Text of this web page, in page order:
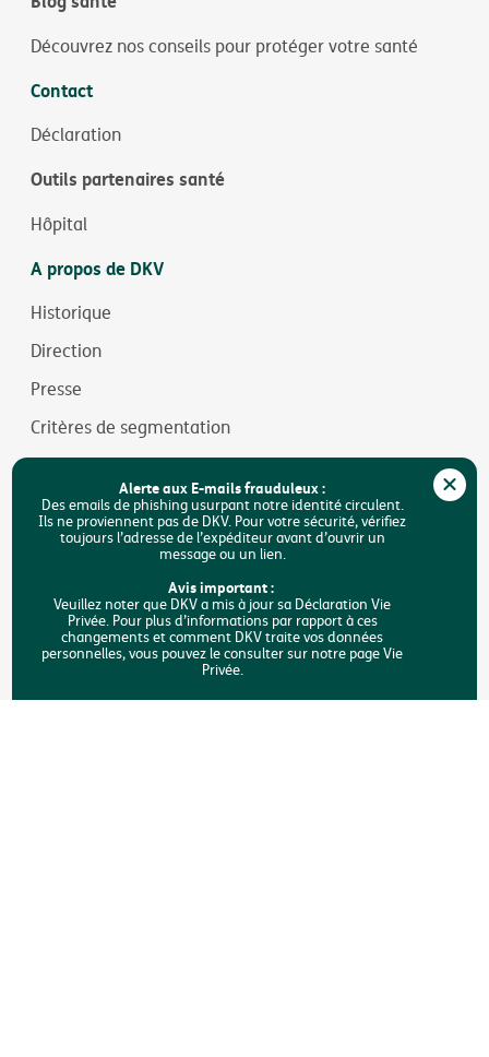
Découvrez nos conseils pour protéger votre santé
Contact
Déclaration
Outils partenaires santé
Hôpital
A propos de DKV
Historique
Direction
Presse
Critères de segmentation
Jobs
Durabilité
Accessibilité
Rechercher
Alerte aux E-mails frauduleux :
Des emails de phishing usurpant notre identité circulent.
Ils ne proviennent pas de DKV. Pour votre sécurité, vérifiez
toujours l’adresse de l’expéditeur avant d’ouvrir un
message ou un lien.
Avis important :
Veuillez noter que DKV a mis à jour sa Déclaration Vie
Privée. Pour plus d’informations par rapport à ces
changements et comment DKV traite vos données
personnelles, vous pouvez le consulter sur notre page Vie
Privée.